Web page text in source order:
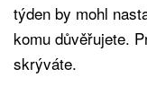
týden by mohl
komu důvěřujete.
skrýváte.